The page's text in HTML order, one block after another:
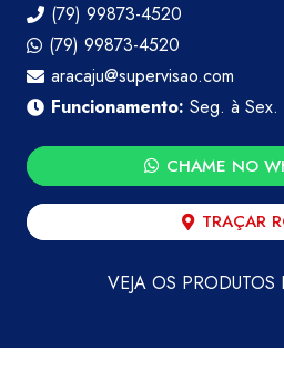
(79) 99873-4520
(79) 99873-4520
aracaju@supervisao.com
Funcionamento:Seg. à
CHAME NO
TRAÇAR
VEJA OS